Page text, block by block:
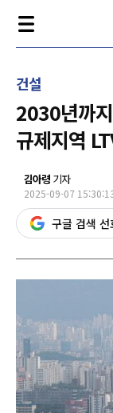
건설
2030년까
규제지역
김아령 기자
2025-09-07
구글 검색